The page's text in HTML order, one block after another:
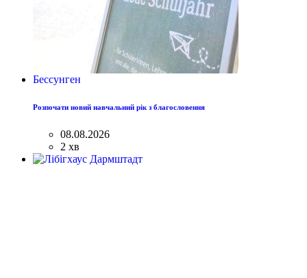
Бессунген
Розпочати новий навчальний рік з благословення
08.08.2026
2 хв